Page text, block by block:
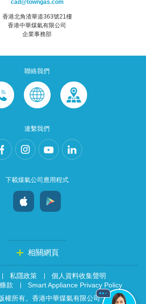
cad@towngas.com
香港北角渣華道363號21樓
香港中華煤氣有限公司
企業事務部
聯絡我們
連繫我們
下載煤氣公司應用程式
相關網頁
私隱政策
個人資料收集聲明
款
Smart Appliance Privacy Policy
權所有。香港中華煤氣有限公司